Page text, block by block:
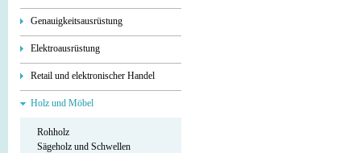
Genauigkeitsausrüstung
Elektroausrüstung
Retail und elektronischer Handel
Holz und Möbel
Rohholz
Sägeholz und Schwellen